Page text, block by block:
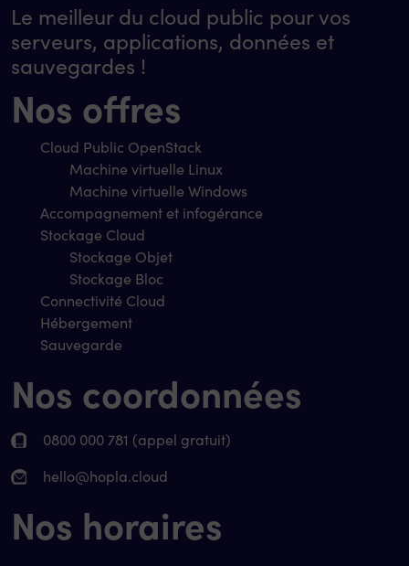
Le meilleur du cloud public pour vos
serveurs, applications, données et
sauvegardes !
Nos offres
Cloud Public OpenStack
Machine virtuelle Linux
Machine virtuelle Windows
Accompagnement et infogérance
Stockage Cloud
Stockage Objet
Stockage Bloc
Connectivité Cloud
Hébergement
Sauvegarde
Nos coordonnées
0800 000 781 (appel gratuit)
hello@hopla.cloud
Nos horaires